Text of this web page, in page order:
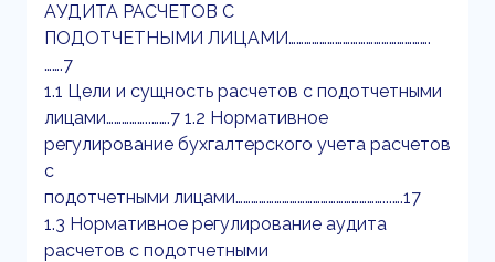
АУДИТА РАСЧЕТОВ С
ПОДОТЧЕТНЫМИ ЛИЦАМИ……………………………………………….
…….7
1.1 Цели и сущность расчетов с подотчетными
лицами……………..…….7 1.2 Нормативное
регулирование бухгалтерского учета расчетов
с
подотчетными лицами…………………………………………………...….17
1.3 Нормативное регулирование аудита
расчетов с подотчетными